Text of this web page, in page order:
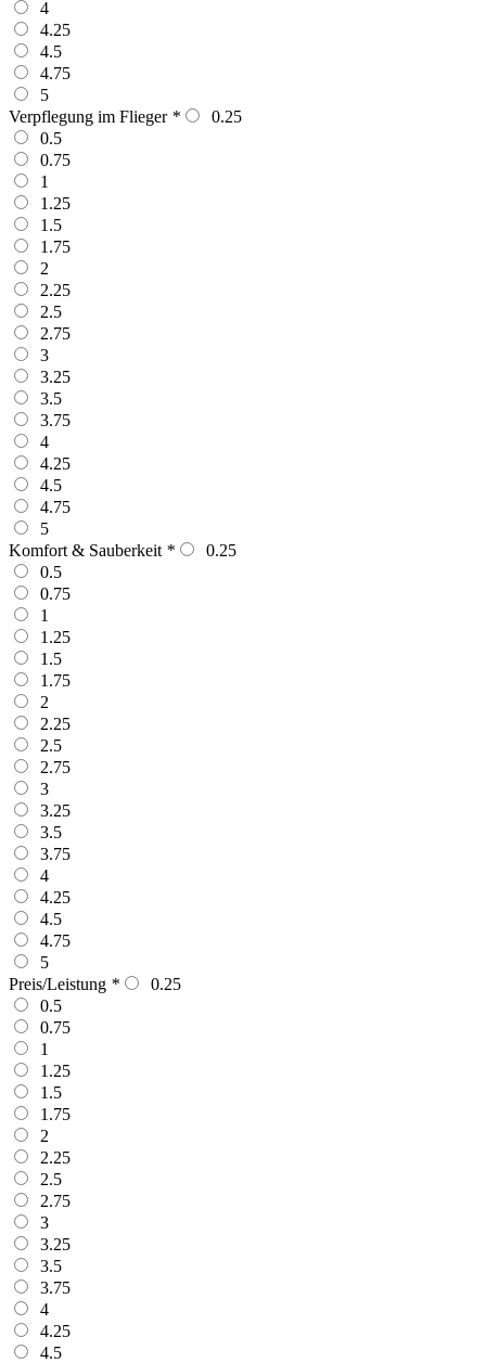
4
4.25
4.5
4.75
5
Verpflegung im Flieger *
0.25
0.5
0.75
1
1.25
1.5
1.75
2
2.25
2.5
2.75
3
3.25
3.5
3.75
4
4.25
4.5
4.75
5
Komfort & Sauberkeit *
0.25
0.5
0.75
1
1.25
1.5
1.75
2
2.25
2.5
2.75
3
3.25
3.5
3.75
4
4.25
4.5
4.75
5
Preis/Leistung *
0.25
0.5
0.75
1
1.25
1.5
1.75
2
2.25
2.5
2.75
3
3.25
3.5
3.75
4
4.25
4.5